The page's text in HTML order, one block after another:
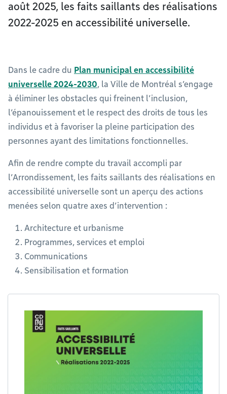
août 2025, les faits saillants des réalisations
2022-2025 en accessibilité universelle.
Dans le cadre du Plan municipal en accessibilité
universelle 2024-2030, la Ville de Montréal s’engage
à éliminer les obstacles qui freinent l’inclusion,
l’épanouissement et le respect des droits de tous les
individus et à favoriser la pleine participation des
personnes ayant des limitations fonctionnelles.
Afin de rendre compte du travail accompli par
l’Arrondissement, les faits saillants des réalisations en
accessibilité universelle sont un aperçu des actions
menées selon quatre axes d’intervention :
Architecture et urbanisme
Programmes, services et emploi
Communications
Sensibilisation et formation